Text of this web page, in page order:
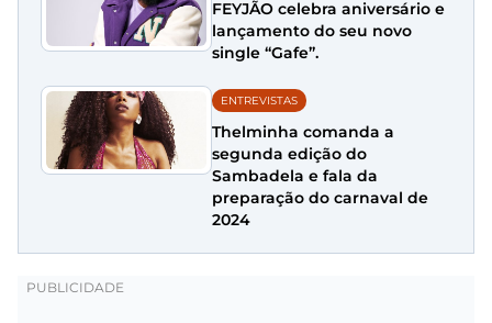
FEYJÃO celebra aniversário e
lançamento do seu novo
single “Gafe”.
ENTREVISTAS
Thelminha comanda a
segunda edição do
Sambadela e fala da
preparação do carnaval de
2024